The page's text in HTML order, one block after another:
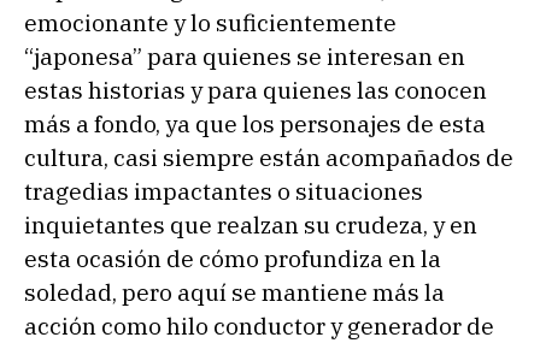
emocionante y lo suficientemente
“japonesa” para quienes se interesan en
estas historias y para quienes las conocen
más a fondo, ya que los personajes de esta
cultura, casi siempre están acompañados de
tragedias impactantes o situaciones
inquietantes que realzan su crudeza, y en
esta ocasión de cómo profundiza en la
soledad, pero aquí se mantiene más la
acción como hilo conductor y generador de